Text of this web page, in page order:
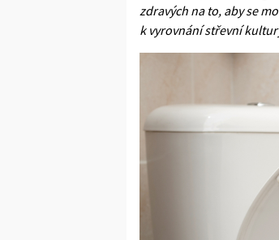
zdravých na to, aby se
k vyrovnání střevní